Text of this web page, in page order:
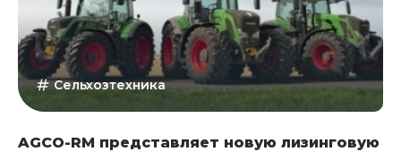
Сельхозтехника
AGCO-RM представляет новую лизинговую